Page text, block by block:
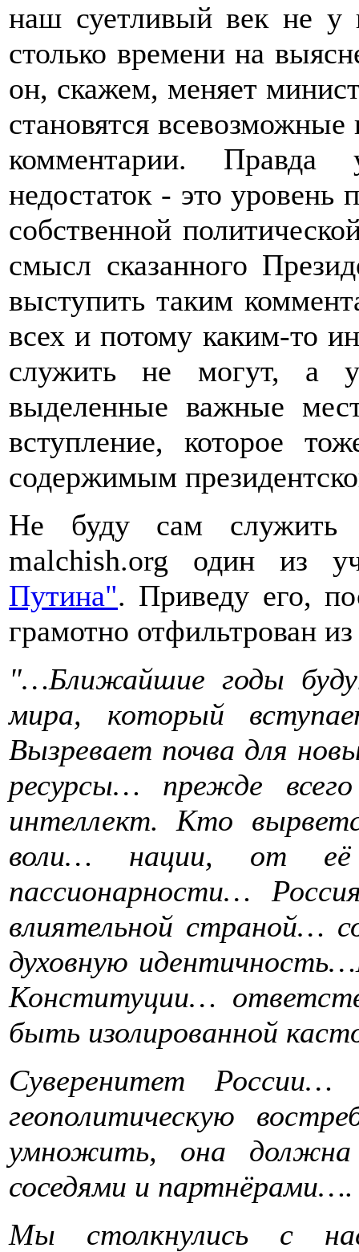
наш суетливый век не у
столько времени на
он, скажем, меняет
становятся
комментарии.
недостаток - это уровень
собственной
смысл сказанного
выступить таким
всех и потому каким-то
служить не могут, а
выделенные важные
вступление, которое
содержимым
Не буду сам служить
malchish.org один из
Путина". Приведу его,
грамотно отфильтрован
"…Ближайшие годы
мира, который
Вызревает почва для
ресурсы… прежде
интеллект. Кто
воли… нации, от её
пассионарности…
влиятельной страной…
духовную
Конституции…
быть изолированной
Суверенитет
геополитическую
умножить, она
соседями и партнёрами….
Мы столкнулись с